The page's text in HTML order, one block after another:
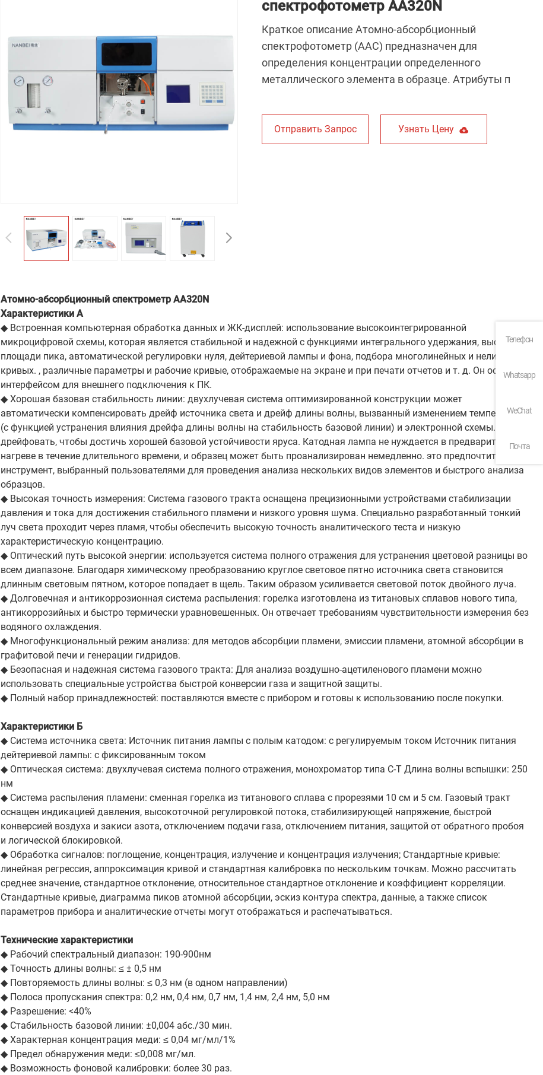
спектрофотометр AA320N
Краткое описание Атомно-абсорбционный
спектрофотометр (ААС) предназначен для
определения концентрации определенного
металлического элемента в образце. Атрибуты п
Отправить Запрос Узнать Цену
Атомно-абсорбционный спектрометр AA320N
Характеристики А
◆ Встроенная компьютерная обработка данных и ЖК-дисплей: использование высокоинтегрированной
микроцифровой схемы, которая является стабильной и надежной с функциями интегрального удержания, высоты и
площади пика, автоматической регулировки нуля, дейтериевой лампы и фона, подбора многолинейных и нелинейных
кривых. , различные параметры и рабочие кривые, отображаемые на экране и при печати отчетов и т. д. Он оснащен
интерфейсом для внешнего подключения к ПК.
◆ Хорошая базовая стабильность линии: двухлучевая система оптимизированной конструкции может
автоматически компенсировать дрейф источника света и дрейф длины волны, вызванный изменением температуры
(с функцией устранения влияния дрейфа длины волны на стабильность базовой линии) и электронной схемы.
дрейфовать, чтобы достичь хорошей базовой устойчивости яруса. Катодная лампа не нуждается в предварительном
нагреве в течение длительного времени, и образец может быть проанализирован немедленно. это предпочтительнее
инструмент, выбранный пользователями для проведения анализа нескольких видов элементов и быстрого анализа
образцов.
◆ Высокая точность измерения: Система газового тракта оснащена прецизионными устройствами стабилизации
давления и тока для достижения стабильного пламени и низкого уровня шума. Специально разработанный тонкий
луч света проходит через пламя, чтобы обеспечить высокую точность аналитического теста и низкую
характеристическую концентрацию.
◆ Оптический путь высокой энергии: используется система полного отражения для устранения цветовой разницы во
всем диапазоне. Благодаря химическому преобразованию круглое световое пятно источника света становится
длинным световым пятном, которое попадает в щель. Таким образом усиливается световой поток двойного луча.
◆ Долговечная и антикоррозионная система распыления: горелка изготовлена из титановых сплавов нового типа,
антикоррозийных и быстро термически уравновешенных. Он отвечает требованиям чувствительности измерения без
водяного охлаждения.
◆ Многофункциональный режим анализа: для методов абсорбции пламени, эмиссии пламени, атомной абсорбции в
графитовой печи и генерации гидридов.
◆ Безопасная и надежная система газового тракта: Для анализа воздушно-ацетиленового пламени можно
использовать специальные устройства быстрой конверсии газа и защитной защиты.
◆ Полный набор принадлежностей: поставляются вместе с прибором и готовы к использованию после покупки.
Характеристики Б
◆ Система источника света: Источник питания лампы с полым катодом: с регулируемым током Источник питания
дейтериевой лампы: с фиксированным током
◆ Оптическая система: двухлучевая система полного отражения, монохроматор типа C-T Длина волны вспышки: 250
нм
◆ Система распыления пламени: сменная горелка из титанового сплава с прорезями 10 см и 5 см. Газовый тракт
оснащен индикацией давления, высокоточной регулировкой потока, стабилизирующей напряжение, быстрой
конверсией воздуха и закиси азота, отключением подачи газа, отключением питания, защитой от обратного пробоя
и логической блокировкой.
◆ Обработка сигналов: поглощение, концентрация, излучение и концентрация излучения; Стандартные кривые:
линейная регрессия, аппроксимация кривой и стандартная калибровка по нескольким точкам. Можно рассчитать
среднее значение, стандартное отклонение, относительное стандартное отклонение и коэффициент корреляции.
Стандартные кривые, диаграмма пиков атомной абсорбции, эскиз контура спектра, данные, а также список
параметров прибора и аналитические отчеты могут отображаться и распечатываться.
Технические характеристики
◆ Рабочий спектральный диапазон: 190-900нм
◆ Точность длины волны: ≤ ± 0,5 нм
◆ Повторяемость длины волны: ≤ 0,3 нм (в одном направлении)
◆ Полоса пропускания спектра: 0,2 нм, 0,4 нм, 0,7 нм, 1,4 нм, 2,4 нм, 5,0 нм
◆ Разрешение: <40%
◆ Стабильность базовой линии: ±0,004 абс./30 мин.
◆ Характерная концентрация меди: ≤ 0,04 мг/мл/1%
◆ Предел обнаружения меди: ≤0,008 мг/мл.
◆ Возможность фоновой калибровки: более 30 раз.
Телефон
Whatsapp
WeChat
Почта